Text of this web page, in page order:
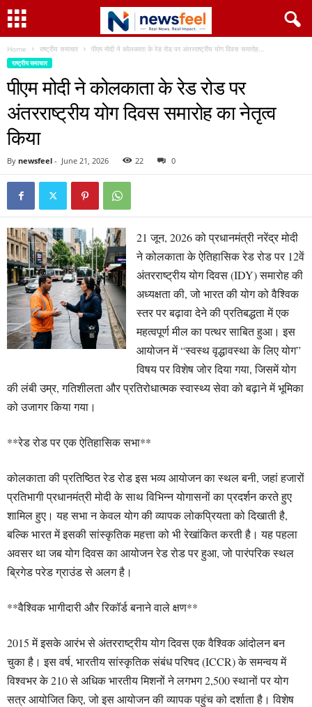
Home राष्ट्रीय समाचार पीएम मोदी ने कोलकाता के रेड रोड पर अंतरराष्ट्रीय योग दिवस समारोह...
राष्ट्रीय समाचार
पीएम मोदी ने कोलकाता के रेड रोड पर
अंतरराष्ट्रीय योग दिवस समारोह का नेतृत्व
किया
By newsfeel - June 21, 2026 22 0
21 जून, 2026 को प्रधानमंत्री नरेंद्र मोदी
ने कोलकाता के ऐतिहासिक रेड रोड पर 12वें
अंतरराष्ट्रीय योग दिवस (IDY) समारोह की
अध्यक्षता की, जो भारत की योग को वैश्विक
स्तर पर बढ़ावा देने की प्रतिबद्धता में एक
महत्वपूर्ण मील का पत्थर साबित हुआ। इस
आयोजन में “स्वस्थ वृद्धावस्था के लिए योग”
विषय पर विशेष जोर दिया गया, जिसमें योग
की लंबी उम्र, गतिशीलता और प्रतिरोधात्मक स्वास्थ्य सेवा को बढ़ाने में भूमिका
को उजागर किया गया।
**रेड रोड पर एक ऐतिहासिक सभा**
कोलकाता की प्रतिष्ठित रेड रोड इस भव्य आयोजन का स्थल बनी, जहां हजारों
प्रतिभागी प्रधानमंत्री मोदी के साथ विभिन्न योगासनों का प्रदर्शन करते हुए
शामिल हुए। यह सभा न केवल योग की व्यापक लोकप्रियता को दिखाती है,
बल्कि भारत में इसकी सांस्कृतिक महत्ता को भी रेखांकित करती है। यह पहला
अवसर था जब योग दिवस का आयोजन रेड रोड पर हुआ, जो पारंपरिक स्थल
ब्रिगेड परेड ग्राउंड से अलग है।
**वैश्विक भागीदारी और रिकॉर्ड बनाने वाले क्षण**
2015 में इसके आरंभ से अंतरराष्ट्रीय योग दिवस एक वैश्विक आंदोलन बन
चुका है। इस वर्ष, भारतीय सांस्कृतिक संबंध परिषद (ICCR) के समन्वय में
विश्वभर के 210 से अधिक भारतीय मिशनों ने लगभग 2,500 स्थानों पर योग
सत्र आयोजित किए, जो इस आयोजन की व्यापक पहुंच को दर्शाता है। विशेष